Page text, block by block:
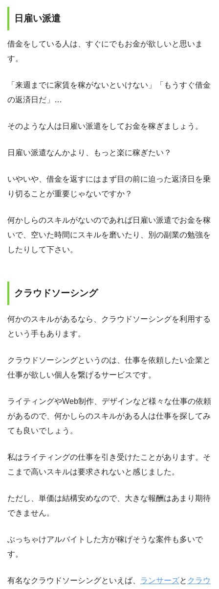
日雇い派遣
借金をしている人は、すぐにでもお金が欲しいと思いま
す。
「来週までに家賃を稼がないといけない」「もうすぐ借金
の返済日だ」…
そのような人は日雇い派遣をしてお金を稼ぎましょう。
日雇い派遣なんかより、もっと楽に稼ぎたい？
いやいや、借金を返すにはまず目の前に迫った返済日を乗
り切ることが重要じゃないですか？
何かしらのスキルがないのであれば日雇い派遣でお金を稼
いで、空いた時間にスキルを磨いたり、別の副業の勉強を
したりして下さい。
クラウドソーシング
何かのスキルがあるなら、クラウドソーシングを利用する
という手もあります。
クラウドソーシングというのは、仕事を依頼したい企業と
仕事が欲しい個人を繋げるサービスです。
ライティングやWeb制作、デザインなど様々な仕事の依頼
があるので、何かしらのスキルがある人は仕事を探してみ
ても良いでしょう。
私はライティングの仕事を引き受けたことがあります。そ
こまで高いスキルは要求されないと感じました。
ただし、単価は結構安めなので、大きな報酬はあまり期待
できません。
ぶっちゃけアルバイトした方が稼げそうな案件も多いで
す。
有名なクラウドソーシングといえば、 ランサーズと クラウ